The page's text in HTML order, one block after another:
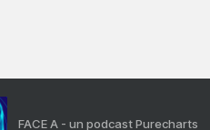
FACE A - un podcast Purecharts